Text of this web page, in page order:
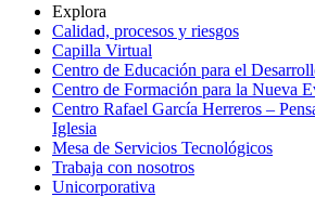
Explora
Calidad, procesos y riesgos
Capilla Virtual
Centro de Educación para el
Centro de Formación para la Nueva
Centro Rafael García Herreros –
Iglesia
Mesa de Servicios Tecnológicos
Trabaja con nosotros
Unicorporativa